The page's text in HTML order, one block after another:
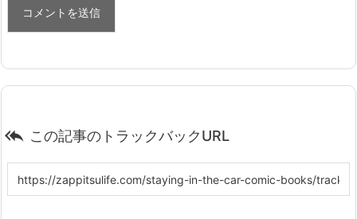
 この記事のトラックバックURL